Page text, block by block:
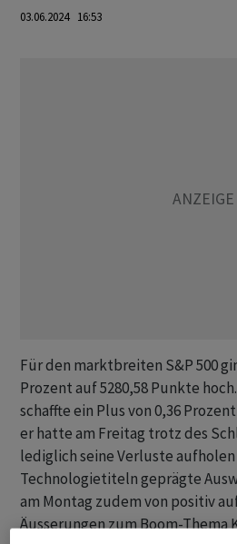
03.06.2024 16:53
Für den marktbreiten S&P 500
Prozent auf 5280,58 Punkte
schaffte ein Plus von 0,36
er hatte am Freitag trotz des
lediglich seine Verluste aufholen
Technologietiteln geprägte
am Montag zudem von positiv
Äusserungen zum Boom-